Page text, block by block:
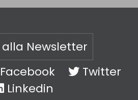
alla Newsletter
Twitter
Linkedin